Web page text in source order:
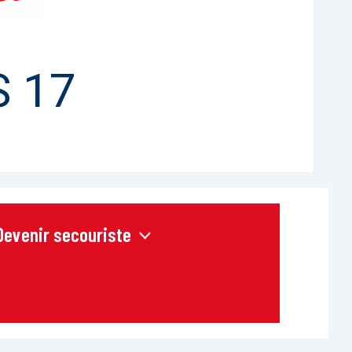
17
secouriste